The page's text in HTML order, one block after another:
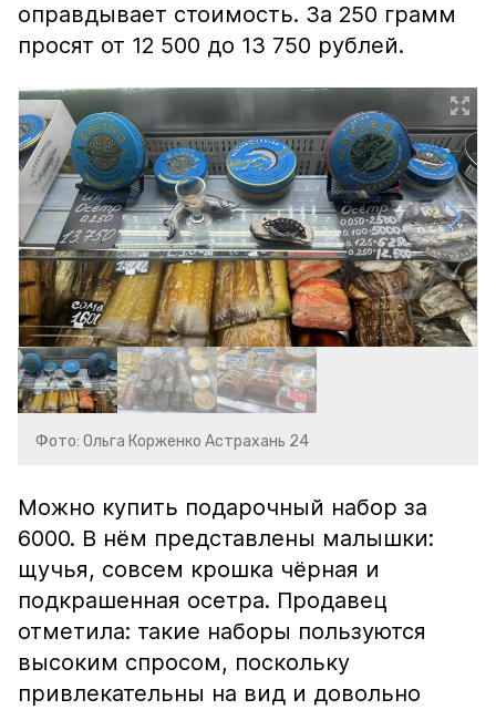
оправдывает стоимость. За 250 грамм
просят от 12 500 до 13 750 рублей.
Фото: Ольга Корженко Астрахань 24
Можно купить подарочный набор за
6000. В нём представлены малышки:
щучья, совсем крошка чёрная и
подкрашенная осетра. Продавец
отметила: такие наборы пользуются
высоким спросом, поскольку
привлекательны на вид и довольно